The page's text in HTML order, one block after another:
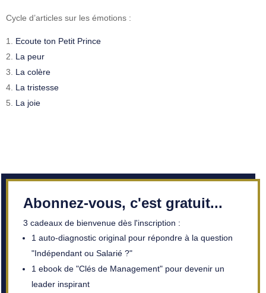
Cycle d’articles sur les émotions :
Ecoute ton Petit Prince
La peur
La colère
La tristesse
La joie
Abonnez-vous, c'est gratuit...
3 cadeaux de bienvenue dès l'inscription :
1 auto-diagnostic original pour répondre à la question
"Indépendant ou Salarié ?"
1 ebook de "Clés de Management" pour devenir un
leader inspirant